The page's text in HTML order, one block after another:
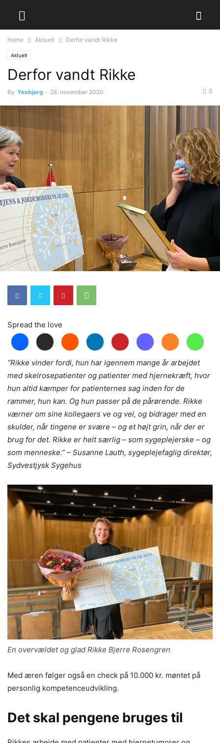
Home Aktuelt Derfor vandt Rikke
Aktuelt
Derfor vandt Rikke
By Yesbjerg - 28. november 2020 0
Spread the love
”Rikke vinder fordi, hun har igennem mange år arbejdet
med skelrosepatienter og patienter med hjernekræft, hvor
hun altid kæmper for patienternes sag inden for de
rammer, hun kan. Og hun passer på de pårørende. Rikke
værner om sine kollegaers ve og vel, og bidrager med en
skulder, når tingene er svære – og et højt grin, når der er
brug for det. Rikke er helt særlig – som sygeplejerske – og
som menneske.” – Susanne Lauth, sygeplejefaglig direktør,
Sydvestjysk Sygehus
En overvældet og glad Rikke Bjerre Rosengren
Med æren følger også en check på 10.000 kr. møntet på
personlig kompetenceudvikling.
Det skal pengene bruges til